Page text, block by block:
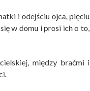
i odejściu ojca, pięciu
w domu i prosi ich o to,
między braćmi i